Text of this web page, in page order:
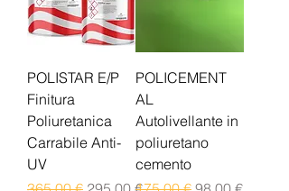
POLISTAR E/P
Finitura
Poliuretanica
Carrabile Anti-
UV
POLICEMENT
AL
Autolivellante in
poliuretano
cemento